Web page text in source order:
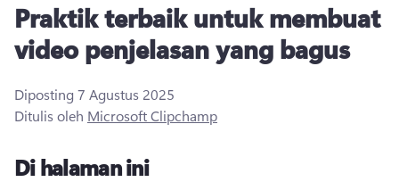
Coba gratis
Praktik terbaik untuk membuat
video penjelasan yang bagus
Diposting 7 Agustus 2025
Ditulis oleh Microsoft Clipchamp
Di halaman ini